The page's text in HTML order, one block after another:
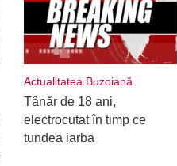
Actualitatea Buzoiană
Tânăr de 18 ani,
electrocutat în timp ce
tundea iarba